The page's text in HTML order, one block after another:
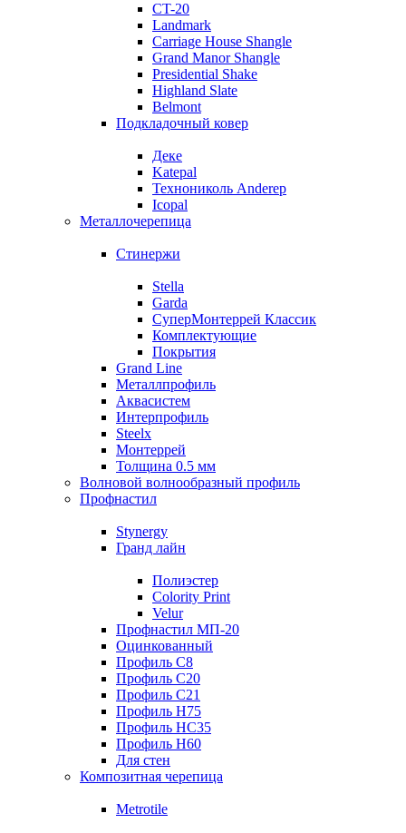
CT-20
Landmark
Carriage House Shangle
Grand Manor Shangle
Presidential Shake
Highland Slate
Belmont
Подкладочный ковер
Деке
Katepal
Технониколь Anderep
Icopal
Металлочерепица
Стинержи
Stella
Garda
СуперМонтеррей Классик
Комплектующие
Покрытия
Grand Line
Металлпрофиль
Аквасистем
Интерпрофиль
Steelx
Монтеррей
Толщина 0.5 мм
Волновой волнообразный профиль
Профнастил
Stynergy
Гранд лайн
Полиэстер
Colority Print
Velur
Профнастил МП-20
Оцинкованный
Профиль С8
Профиль С20
Профиль С21
Профиль Н75
Профиль НС35
Профиль Н60
Для стен
Композитная черепица
Metrotile